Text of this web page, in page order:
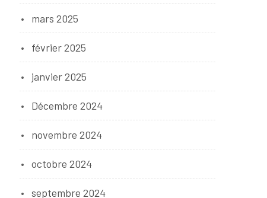
mars 2025
février 2025
janvier 2025
Décembre 2024
novembre 2024
octobre 2024
septembre 2024